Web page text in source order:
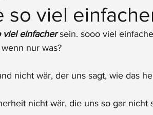
so viel
viel einfacher sein. sooo viel
nur was?
nicht wär, der uns sagt, wie das
nicht wär, die uns so gar nicht